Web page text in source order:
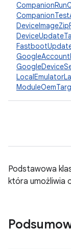
Podstawowa
która umożliwia